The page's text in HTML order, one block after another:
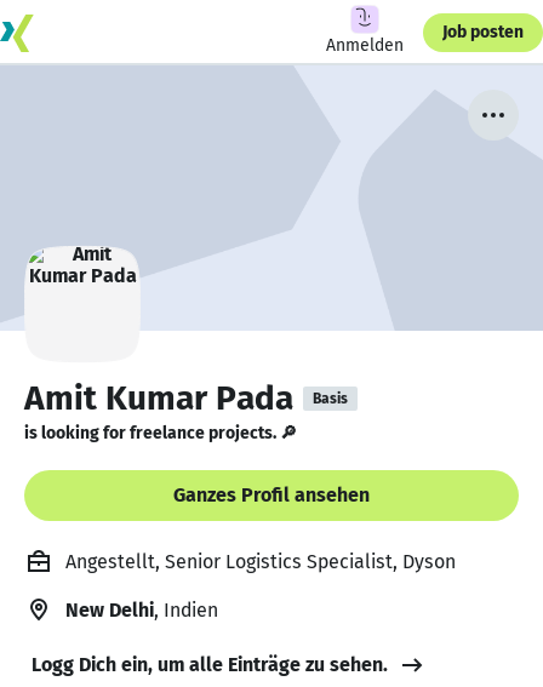
Anmelden
Job posten
Amit Kumar Pada Basis
is looking for freelance projects. 🔎
Ganzes Profil ansehen
Angestellt, Senior Logistics Specialist, Dyson
New Delhi, Indien
Logg Dich ein, um alle Einträge zu sehen.